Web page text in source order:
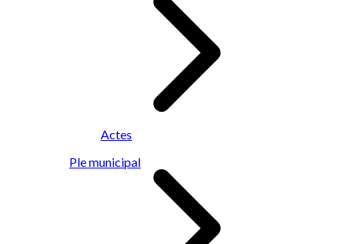
Actes
Ple municipal